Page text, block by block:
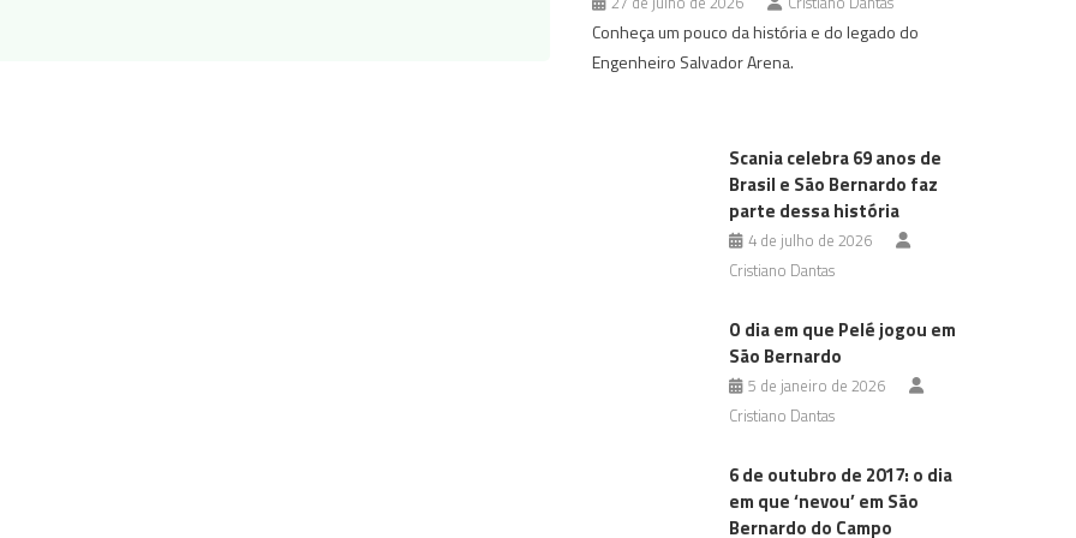
Conheça um pouco da história e do legado do
Engenheiro Salvador Arena.
Scania celebra 69 anos de
Brasil e São Bernardo faz
parte dessa história
4 de julho de 2026
Cristiano Dantas
O dia em que Pelé jogou em
São Bernardo
5 de janeiro de 2026
Cristiano Dantas
6 de outubro de 2017: o dia
em que ‘nevou’ em São
Bernardo do Campo